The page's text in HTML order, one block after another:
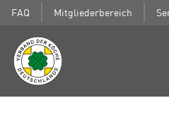
FAQ Mitgliederbereich